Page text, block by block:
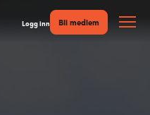
Logg inn Bli medlem